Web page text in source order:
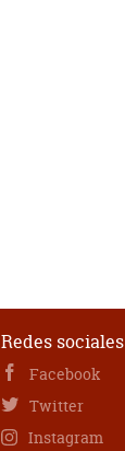
Redes sociales
Facebook
Twitter
Instagram